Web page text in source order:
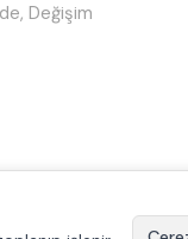
Değişim